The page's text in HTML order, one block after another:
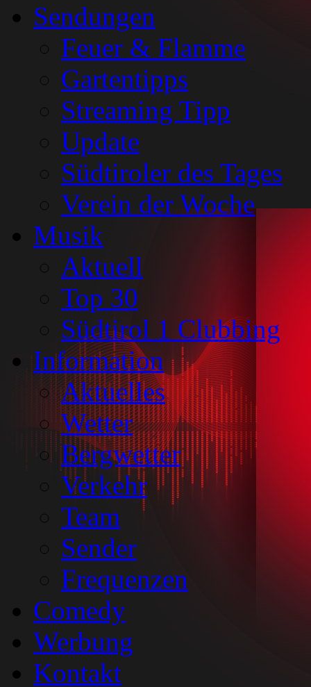
Sendungen
Feuer & Flamme
Gartentipps
Streaming Tipp
Update
Südtiroler des Tages
Verein der Woche
Musik
Aktuell
Top 30
Südtirol 1 Clubbing
Information
Aktuelles
Wetter
Bergwetter
Verkehr
Team
Sender
Frequenzen
Comedy
Werbung
Kontakt